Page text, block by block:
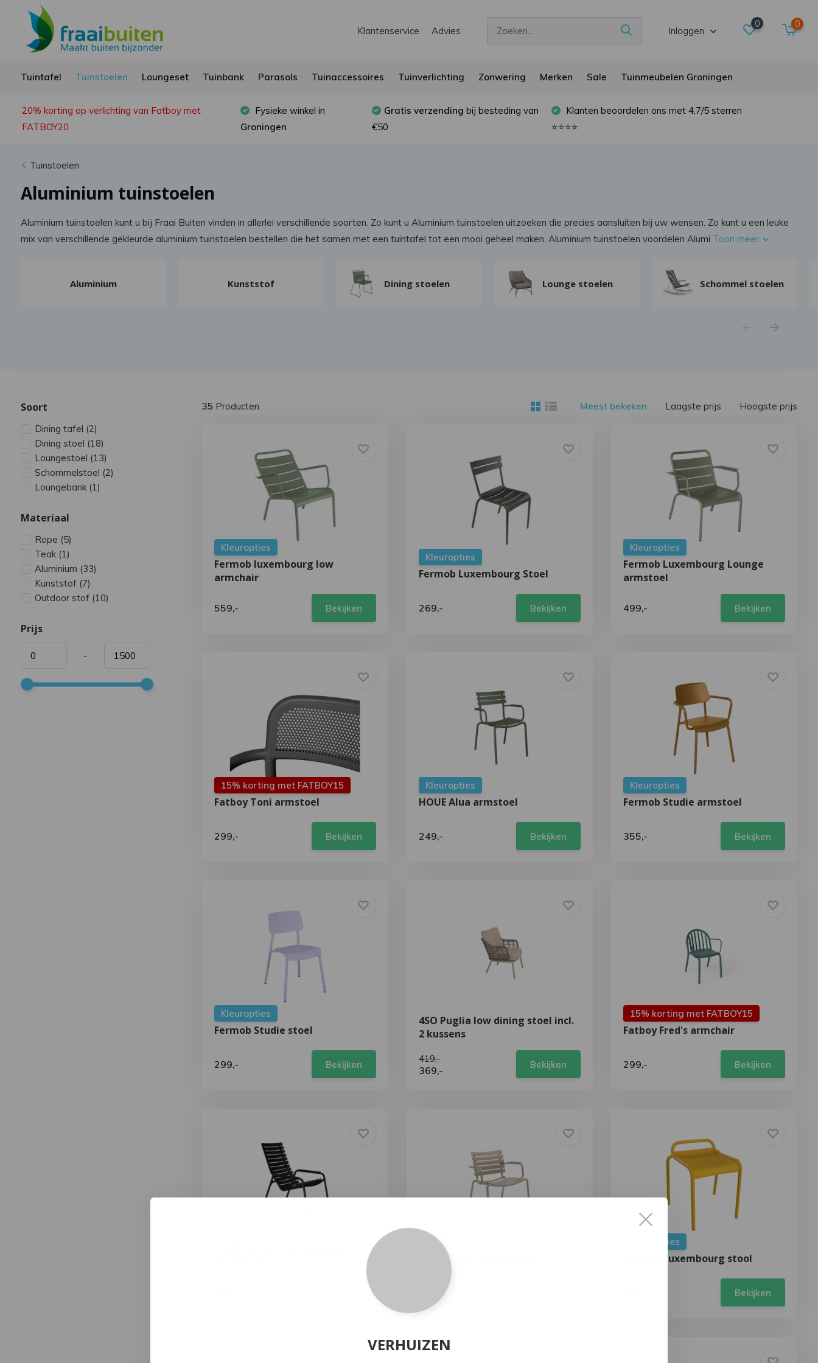
Klantenservice Advies Inloggen
0 0
Tuintafel Tuinstoelen Loungeset Tuinbank Parasols Tuinaccessoires Tuinverlichting Zonwering Merken Sale Tuinmeubelen Groningen
20% korting op verlichting van Fatboy met
FATBOY20
Fysieke winkel in
Groningen
Gratis verzending bij besteding van
€50
Klanten beoordelen ons met 4,7/5 sterren
⭐⭐⭐⭐
Tuinstoelen
Aluminium tuinstoelen
Aluminium tuinstoelen kunt u bij Fraai Buiten vinden in allerlei verschillende soorten. Zo kunt u Aluminium tuinstoelen uitzoeken die precies aansluiten bij uw wensen. Zo kunt u een leuke
mix van verschillende gekleurde aluminium tuinstoelen bestellen die het samen met een tuintafel tot een mooi geheel maken. Aluminium tuinstoelen voordelen Alumi Toon meer
Aluminium Kunststof Dining stoelen Lounge stoelen Schommel stoelen
Soort
Dining tafel (2)
Dining stoel (18)
Loungestoel (13)
Schommelstoel (2)
Loungebank (1)
Materiaal
Rope (5)
Teak (1)
Aluminium (33)
Kunststof (7)
Outdoor stof (10)
Prijs
-
35 Producten Meest bekeken Laagste prijs Hoogste prijs
Kleuropties
Fermob luxembourg low
armchair
559,- Bekijken
Kleuropties
Fermob Luxembourg Stoel
269,- Bekijken
Kleuropties
Fermob Luxembourg Lounge
armstoel
499,- Bekijken
15% korting met FATBOY15
Fatboy Toni armstoel
299,- Bekijken
Kleuropties
HOUE Alua armstoel
249,- Bekijken
Kleuropties
Fermob Studie armstoel
355,- Bekijken
Kleuropties
Fermob Studie stoel
299,- Bekijken
4SO Puglia low dining stoel incl.
2 kussens
419,-
369,- Bekijken
15% korting met FATBOY15
Fatboy Fred's armchair
299,- Bekijken
Kleuropties
HOUE Alua Loungestoel
Kleuropties
Fermob Luxembourg stool
Bekijken
VERHUIZEN